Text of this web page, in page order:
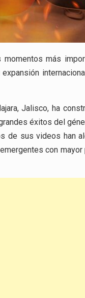
más
Jalisco, ha
éxitos del
de sus videos han
con